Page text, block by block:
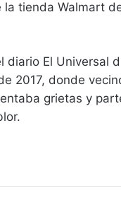
tienda Walmart
diario El Universal
2017, donde
grietas y